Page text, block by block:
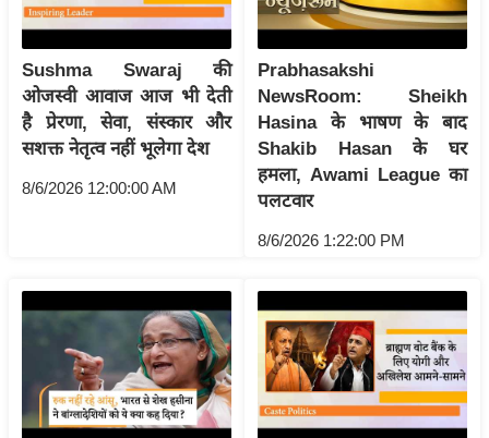
टी
/
फै
श
न
घ
रे
प
स्थ
Sushma Swaraj की
ओजस्वी आवाज आज भी देती
है प्रेरणा, सेवा, संस्कार और
सशक्त नेतृत्व नहीं भूलेगा देश
8/6/2026 12:00:00 AM
Prabhasakshi
NewsRoom: Sheikh
Hasina के भाषण के बाद
Shakib Hasan के घर
हमला, Awami League का
पलटवार
8/6/2026 1:22:00 PM